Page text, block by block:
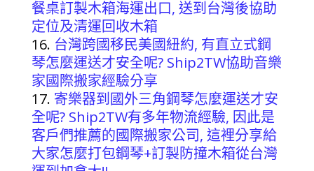
餐桌訂製木箱海運出口, 送到台灣後協助
定位及清運回收木箱
台灣跨國移民美國紐約, 有直立式鋼
琴怎麼運送才安全呢? Ship2TW協助音樂
家國際搬家經驗分享
寄樂器到國外三角鋼琴怎麼運送才安
全呢? Ship2TW有多年物流經驗, 因此是
客戶們推薦的國際搬家公司, 這裡分享給
大家怎麼打包鋼琴+訂製防撞木箱從台灣